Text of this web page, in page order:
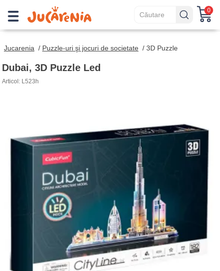
0
Jucarenia / Puzzle-uri şi jocuri de societate / 3D Puzzle
Dubai, 3D Puzzle Led
Articol: L523h